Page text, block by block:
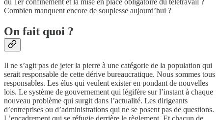
du 1er confinement et la mise en place obligatoire du télétravail ?
Combien manquent encore de souplesse aujourd’hui ?
On fait quoi ?
Il ne s’agit pas de jeter la pierre à une catégorie de la population qui
serait responsable de cette dérive bureaucratique. Nous sommes tous
responsables. Les élus qui veulent exister en pondant de nouvelles
lois. Le système de gouvernement qui légifère sur l’instant à chaque
nouveau problème qui surgit dans l’actualité. Les dirigeants
d’entreprises ou d’administrations qui ne se posent pas de questions.
L’encadrement qui se réfugie derrière le règlement. Et chacun de